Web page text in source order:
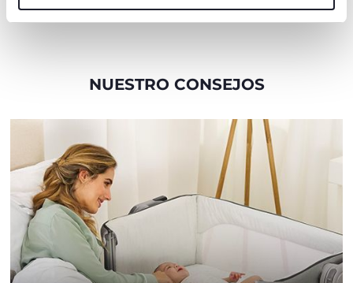
Buscar una tienda
NUESTRO CONSEJOS